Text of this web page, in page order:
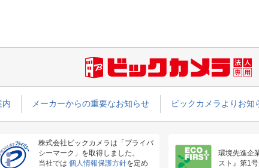
内 メーカーからの重要なお知らせ ビックカメラよりお知
株式会社ビックカメラは「プライバ
シーマーク」を取得しました。
当社では 個人情報保護方針を定め
環境先進企
スト』第1